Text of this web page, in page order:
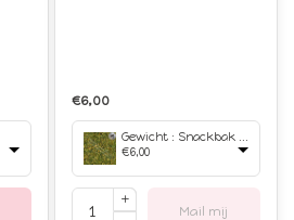
€6,00
Gewicht : Snackbak 750 ml
€6,00
Mail mij